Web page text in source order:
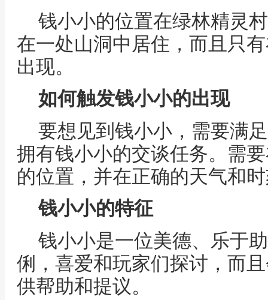
钱小小的位置在绿林精灵
在一处山洞中居住，而且只
出现。
如何触发钱小小的出现
要想见到钱小小，需要满
拥有钱小小的交谈任务。需
的位置，并在正确的天气和
钱小小的特征
钱小小是一位美德、乐于
俐，喜爱和玩家们探讨，而
供帮助和提议。